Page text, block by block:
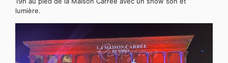
lumière.